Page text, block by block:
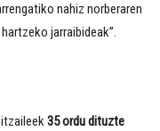
nahiz norberaren
jarraibideak”.
35 ordu dituzte